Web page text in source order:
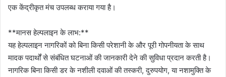
एक केंद्रीकृत मंच उपलब्ध कराया गया है।
**मानस हेल्पलाइन के लाभ:**
यह हेल्पलाइन नागरिकों को बिना किसी परेशानी के और पूरी गोपनीयता के साथ
मादक पदार्थों से संबंधित घटनाओं की जानकारी देने की सुविधा प्रदान करती है।
नागरिक बिना किसी डर के नशीली दवाओं की तस्करी, दुरुपयोग, या नशामुक्ति के